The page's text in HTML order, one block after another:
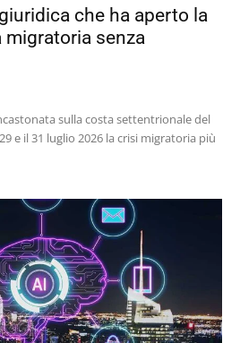
che ha aperto la
migratoria senza
sulla costa settentrionale del
e il 31 luglio 2026 la crisi migratoria più